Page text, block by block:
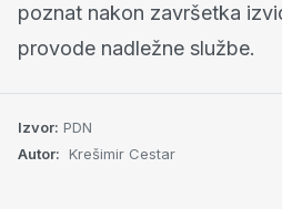
poznat nakon završetka
provode nadležne službe.
Izvor: PDN
Autor: Krešimir Cestar